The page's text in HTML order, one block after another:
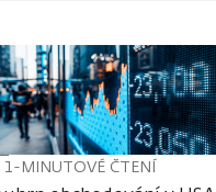
1-MINUTOVÉ ČTENÍ